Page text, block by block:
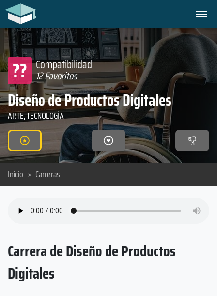
Diseño de Productos Digitales
Compatibilidad
12 Favoritos
??
ARTE, TECNOLOGÍA
Inicio > Carreras
Carrera de Diseño de Productos
Digitales